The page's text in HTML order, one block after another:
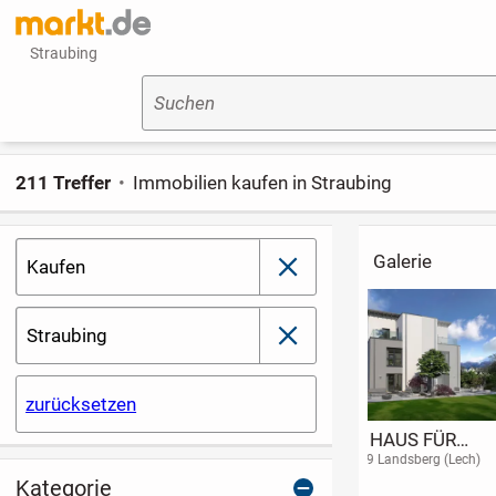
Straubing
Suchen
Kaufen schließen
Straubing schließen
zurücksetzen
211 Treffer Immobilien kaufen in Straubing
Galerie
Individuell wie Sie:
Exklusive
Grundrisse für Ihren
86657 Bissingen
DAS KLASSISCHE
EINFAMILIENHAUS
MIT OFFENER
86899 Landsberg (Lech)
Schatzsuche
Gartenteich -
91154 Roth (Bayern)
Kategorie